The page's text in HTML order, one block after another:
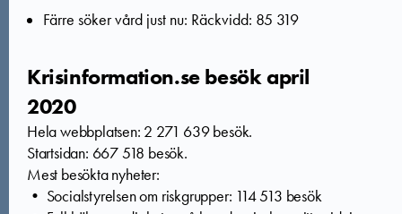
Färre söker vård just nu: Räckvidd: 85 319
Krisinformation.se besök april
2020
Hela webbplatsen: 2 271 639 besök.
Startsidan: 667 518 besök.
Mest besökta nyheter:
• Socialstyrelsen om riskgrupper: 114 513 besök